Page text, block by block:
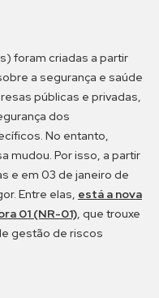
foram criadas a partir
a segurança e saúde
públicas e privadas,
dos
No entanto,
mudou. Por isso, a partir
e em 03 de janeiro de
Entre elas, está a nova
01 (NR-01), que trouxe
gestão de riscos